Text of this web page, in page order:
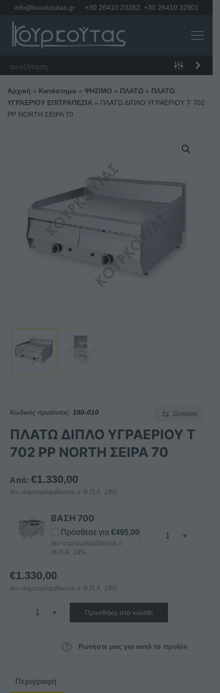
info@kourkoutas.gr +30 26410 23382 +30 26410 32801
Αρχική » Κατάστημα » ΨΗΣΙΜΟ » ΠΛΑΤΩ » ΠΛΑΤΩ
ΥΓΡΑΕΡΙΟΥ ΕΠΙΤΡΑΠΕΖΙΑ » ΠΛΑΤΩ ΔΙΠΛΟ ΥΓΡΑΕΡΙΟΥ Τ 702
PP NORTH ΣΕΙΡΑ 70
Κωδικός προϊόντος: 180-010 Σύγκριση
ΠΛΑΤΩ ΔΙΠΛΟ ΥΓΡΑΕΡΙΟΥ Τ
702 PP NORTH ΣΕΙΡΑ 70
Από: €1.330,00
δεν συμπεριλαμβάνεται ο Φ.Π.Α. 24%
ΒΑΣΗ 700
Πρόσθεσε για €495,00
δεν συμπεριλαμβάνεται ο
Φ.Π.Α. 24%
ΒΑΣΗ700
+
€1.330,00
δεν συμπεριλαμβάνεται ο Φ.Π.Α. 24%
ΠΛΑΤΩ
NORTH
+ Προσθήκη στο καλάθι
Ρωτήστε μας για αυτό το προϊόν
Περιγραφή